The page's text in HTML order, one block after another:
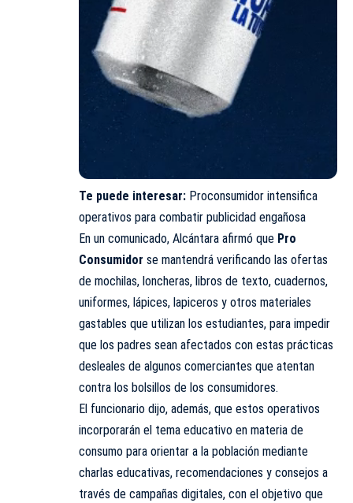
Te puede interesar: Proconsumidor intensifica
operativos para combatir publicidad engañosa
En un comunicado, Alcántara afirmó que Pro
Consumidor se mantendrá verificando las ofertas
de mochilas, loncheras, libros de texto, cuadernos,
uniformes, lápices, lapiceros y otros materiales
gastables que utilizan los estudiantes, para impedir
que los padres sean afectados con estas prácticas
desleales de algunos comerciantes que atentan
contra los bolsillos de los consumidores.
El funcionario dijo, además, que estos operativos
incorporarán el tema educativo en materia de
consumo para orientar a la población mediante
charlas educativas, recomendaciones y consejos a
través de campañas digitales, con el objetivo que